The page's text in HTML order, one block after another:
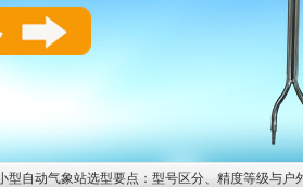
型自动气象站选型要点：型号区分、精度等级与户